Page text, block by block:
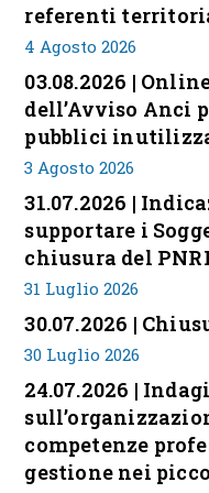
referenti
4 Agosto 2026
03.08.2026 |
dell’Avviso Anci
pubblici
3 Agosto 2026
31.07.2026 |
supportare i
chiusura del
31 Luglio 2026
30.07.2026 |
30 Luglio 2026
24.07.2026 |
competenze
gestione nei